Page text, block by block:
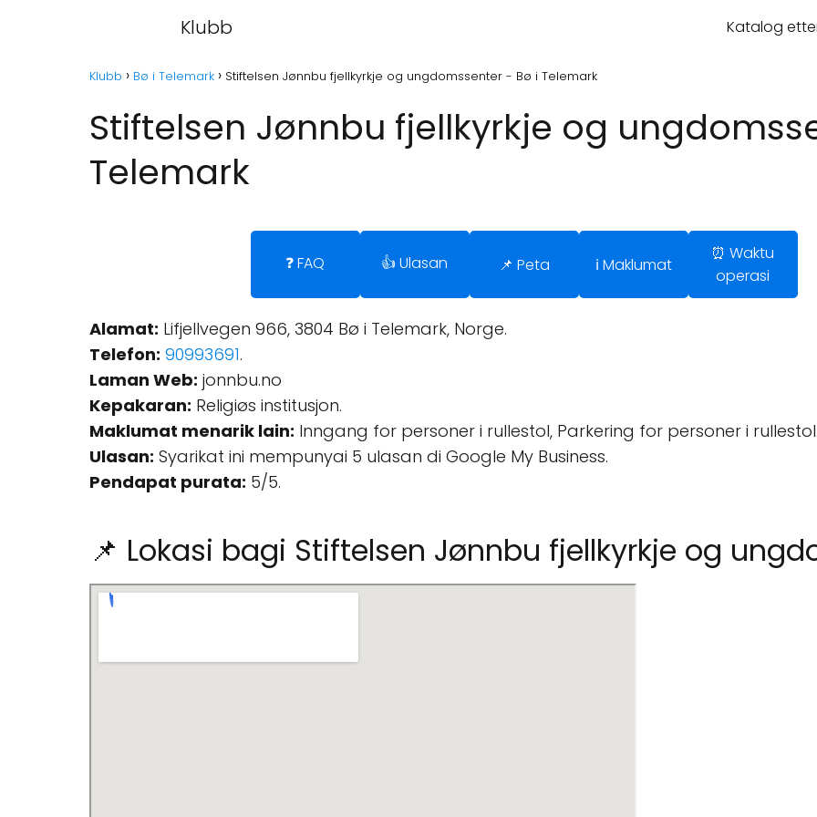
Klubb Katalog
Klubb Bø i Telemark Stiftelsen Jønnbu fjellkyrkje og ungdomssenter - Bø i Telemark
Stiftelsen Jønnbu fjellkyrkje og
Telemark
❓ FAQ 👍 Ulasan 📌 Peta ℹ️ Maklumat
⏰ Waktu
operasi
Alamat: Lifjellvegen 966, 3804 Bø i Telemark, Norge.
Telefon: 90993691.
Laman Web: jonnbu.no
Kepakaran: Religiøs institusjon.
Maklumat menarik lain: Inngang for personer i rullestol, Parkering for personer i rullestol.
Ulasan: Syarikat ini mempunyai 5 ulasan di Google My Business.
Pendapat purata: 5/5.
📌 Lokasi bagi Stiftelsen Jønnbu fjellkyrkje og